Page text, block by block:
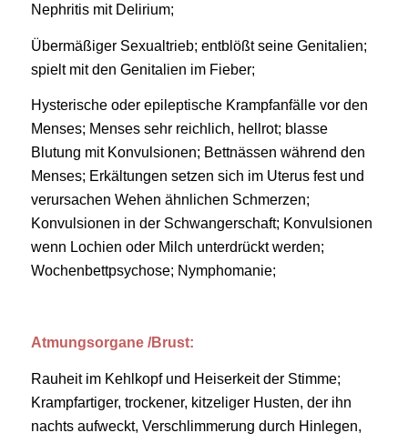
Nephritis mit Delirium;
Übermäßiger Sexualtrieb; entblößt seine Genitalien;
spielt mit den Genitalien im Fieber;
Hysterische oder epileptische Krampfanfälle vor den
Menses; Menses sehr reichlich, hellrot; blasse
Blutung mit Konvulsionen; Bettnässen während den
Menses; Erkältungen setzen sich im Uterus fest und
verursachen Wehen ähnlichen Schmerzen;
Konvulsionen in der Schwangerschaft; Konvulsionen
wenn Lochien oder Milch unterdrückt werden;
Wochenbettpsychose; Nymphomanie;
Atmungsorgane /Brust:
Rauheit im Kehlkopf und Heiserkeit der Stimme;
Krampfartiger, trockener, kitzeliger Husten, der ihn
nachts aufweckt, Verschlimmerung durch Hinlegen,